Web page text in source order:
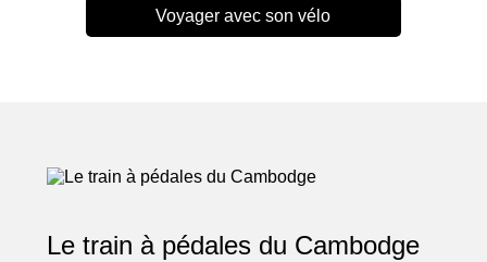
Voyager avec son vélo
Le train à pédales du Cambodge